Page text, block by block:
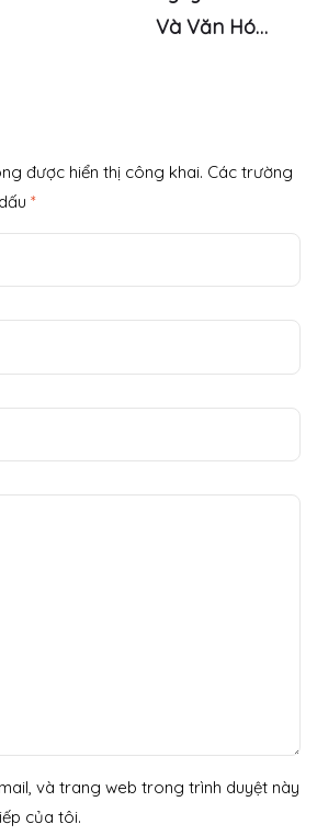
Và Văn Hóa
được hiển thị công khai. Các trường
*
và trang web trong trình duyệt này
của tôi.